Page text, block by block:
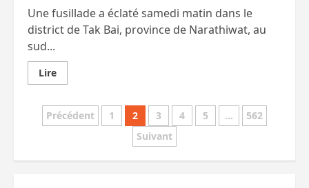
Une fusillade a éclaté samedi matin dans le
district de Tak Bai, province de Narathiwat, au
sud...
LireEn
savoir
Narathiwat
:
deux
lors
Pagination
Précédent 1 2 3 4 5 …
562
Suivant